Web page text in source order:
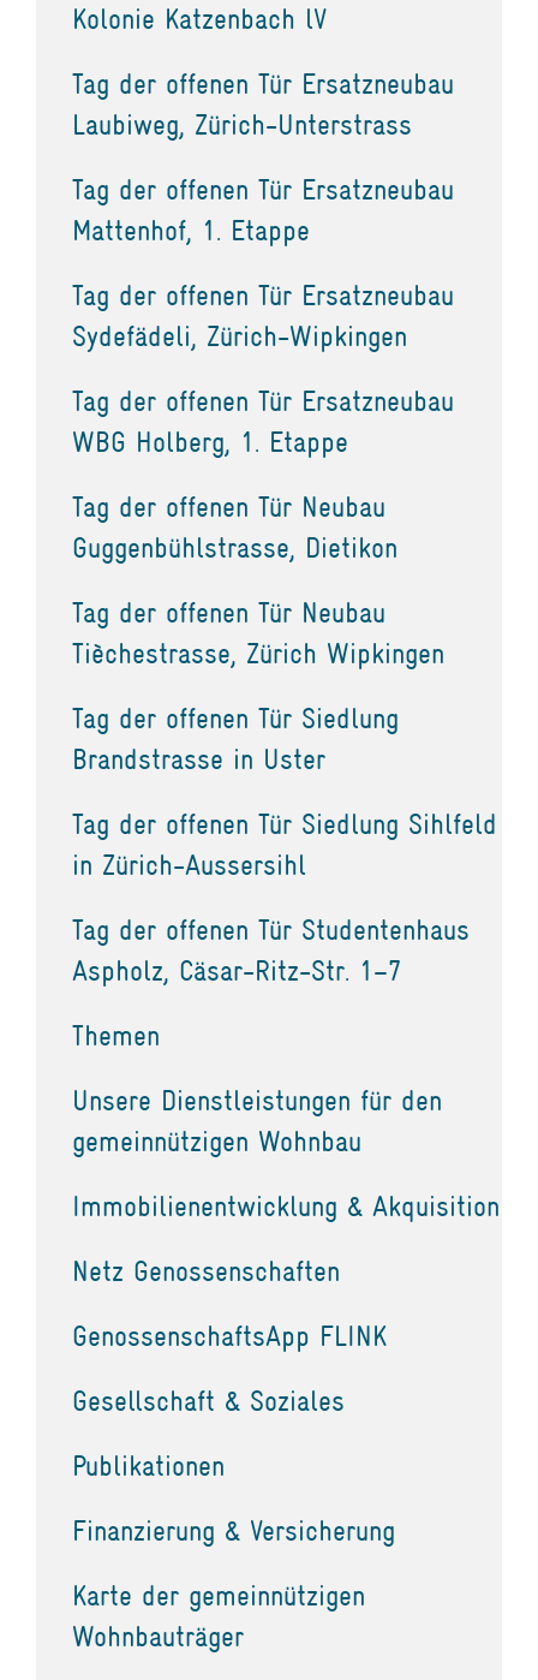
Kolonie Katzenbach lV
Tag der offenen Tür Ersatzneubau
Laubiweg, Zürich-Unterstrass
Tag der offenen Tür Ersatzneubau
Mattenhof, 1. Etappe
Tag der offenen Tür Ersatzneubau
Sydefädeli, Zürich-Wipkingen
Tag der offenen Tür Ersatzneubau
WBG Holberg, 1. Etappe
Tag der offenen Tür Neubau
Guggenbühlstrasse, Dietikon
Tag der offenen Tür Neubau
Tièchestrasse, Zürich Wipkingen
Tag der offenen Tür Siedlung
Brandstrasse in Uster
Tag der offenen Tür Siedlung Sihlfeld
in Zürich-Aussersihl
Tag der offenen Tür Studentenhaus
Aspholz, Cäsar-Ritz-Str. 1–7
Themen
Unsere Dienstleistungen für den
gemeinnützigen Wohnbau
Immobilienentwicklung & Akquisition
Netz Genossenschaften
GenossenschaftsApp FLINK
Gesellschaft & Soziales
Publikationen
Finanzierung & Versicherung
Karte der gemeinnützigen
Wohnbauträger